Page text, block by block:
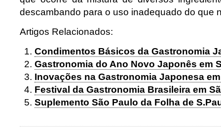
descambando para o uso inadequado do que
Artigos Relacionados:
Condimentos Básicos da Gastronomia
Gastronomia do Ano Novo Japonês em
Inovações na Gastronomia Japonesa
Festival da Gastronomia Brasileira em
Suplemento São Paulo da Folha de